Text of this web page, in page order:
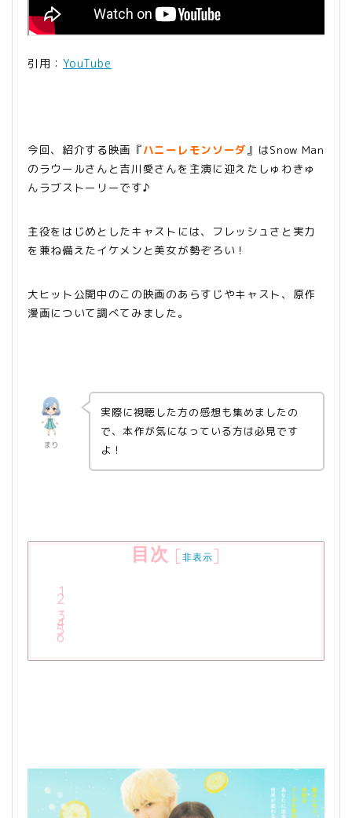
引用： YouTube
今回、紹介する映画『ハニーレモンソーダ 』はSnow Man
のラウールさんと吉川愛さんを主演に迎えたしゅわきゅ
んラブストーリーです♪
主役をはじめとしたキャストには、フレッシュさと実力
を兼ね備えたイケメンと美女が勢ぞろい！
大ヒット公開中のこの映画のあらすじやキャスト、原作
漫画について調べてみました。
まり
実際に視聴した方の感想も集めましたの
で、本作が気になっている方は必見です
よ！
目次 [非表示]